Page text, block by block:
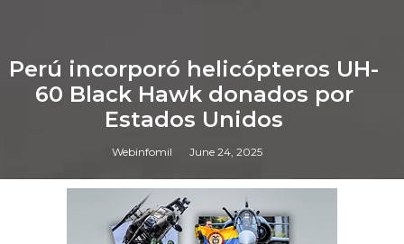
Perú incorporó helicópteros UH-
60 Black Hawk donados por
Estados Unidos
Webinfomil June 24, 2025